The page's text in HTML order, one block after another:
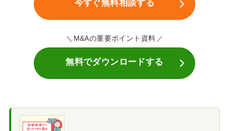
今すぐ無料相談する
M&Aの重要ポイント資料
無料でダウンロードする